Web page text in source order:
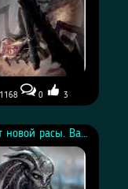
1168 0 3
Концепт новой расы. Вариант 1